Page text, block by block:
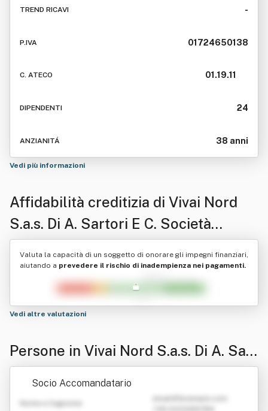
TREND RICAVI -
P.IVA 01724650138
C. ATECO 01.19.11
DIPENDENTI 24
ANZIANITÁ 38 anni
Vedi più informazioni
Affidabilità creditizia di Vivai Nord
S.a.s. Di A. Sartori E C. Società
Agricola
Valuta la capacità di un soggetto di onorare gli impegni finanziari,
aiutando a prevedere il rischio di inadempienza nei pagamenti.
Vedi altre valutazioni
Persone in Vivai Nord S.a.s. Di A. Sart
ori E C. Società Agricola
Socio Accomandatario
Nome e Cognome